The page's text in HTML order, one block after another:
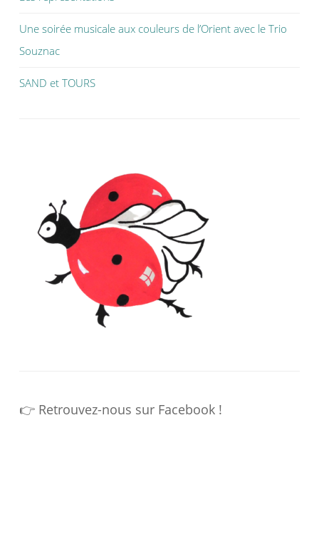
Une soirée musicale aux couleurs de l’Orient avec le Trio
Souznac
SAND et TOURS
👉 Retrouvez-nous sur Facebook !